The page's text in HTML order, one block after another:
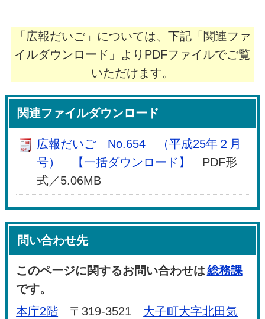
「広報だいご」については、下記「関連ファ
イルダウンロード」よりPDFファイルでご覧
いただけます。
関連ファイルダウンロード
広報だいご No.654 （平成25年２月
号） 【一括ダウンロード】
PDF形
式／5.06MB
問い合わせ先
このページに関するお問い合わせは総務課
です。
本庁2階 〒319-3521 大子町大字北田気